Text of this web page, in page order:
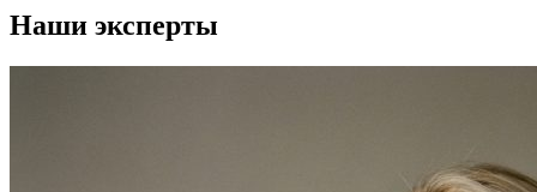
Наши эксперты